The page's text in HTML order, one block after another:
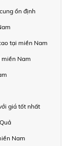
ổn định
tại miền Nam
Nam
giá tốt nhất
Nam